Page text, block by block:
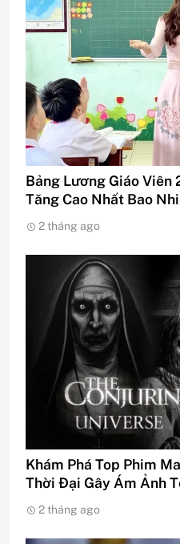
Bảng Lương Giáo
Tăng Cao Nhất Bao
2 tháng ago
Khám Phá Top Phim
Thời Đại Gây Ám Ảnh
2 tháng ago